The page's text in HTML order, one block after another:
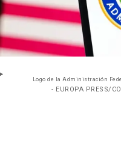
Logo de la Administración
- EUROPA PRESS/